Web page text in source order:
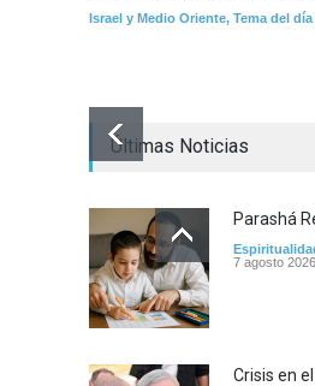
Israel y Medio Oriente, Tema del día
Últimas Noticias
Parashá
7 agosto 2026
Crisis en